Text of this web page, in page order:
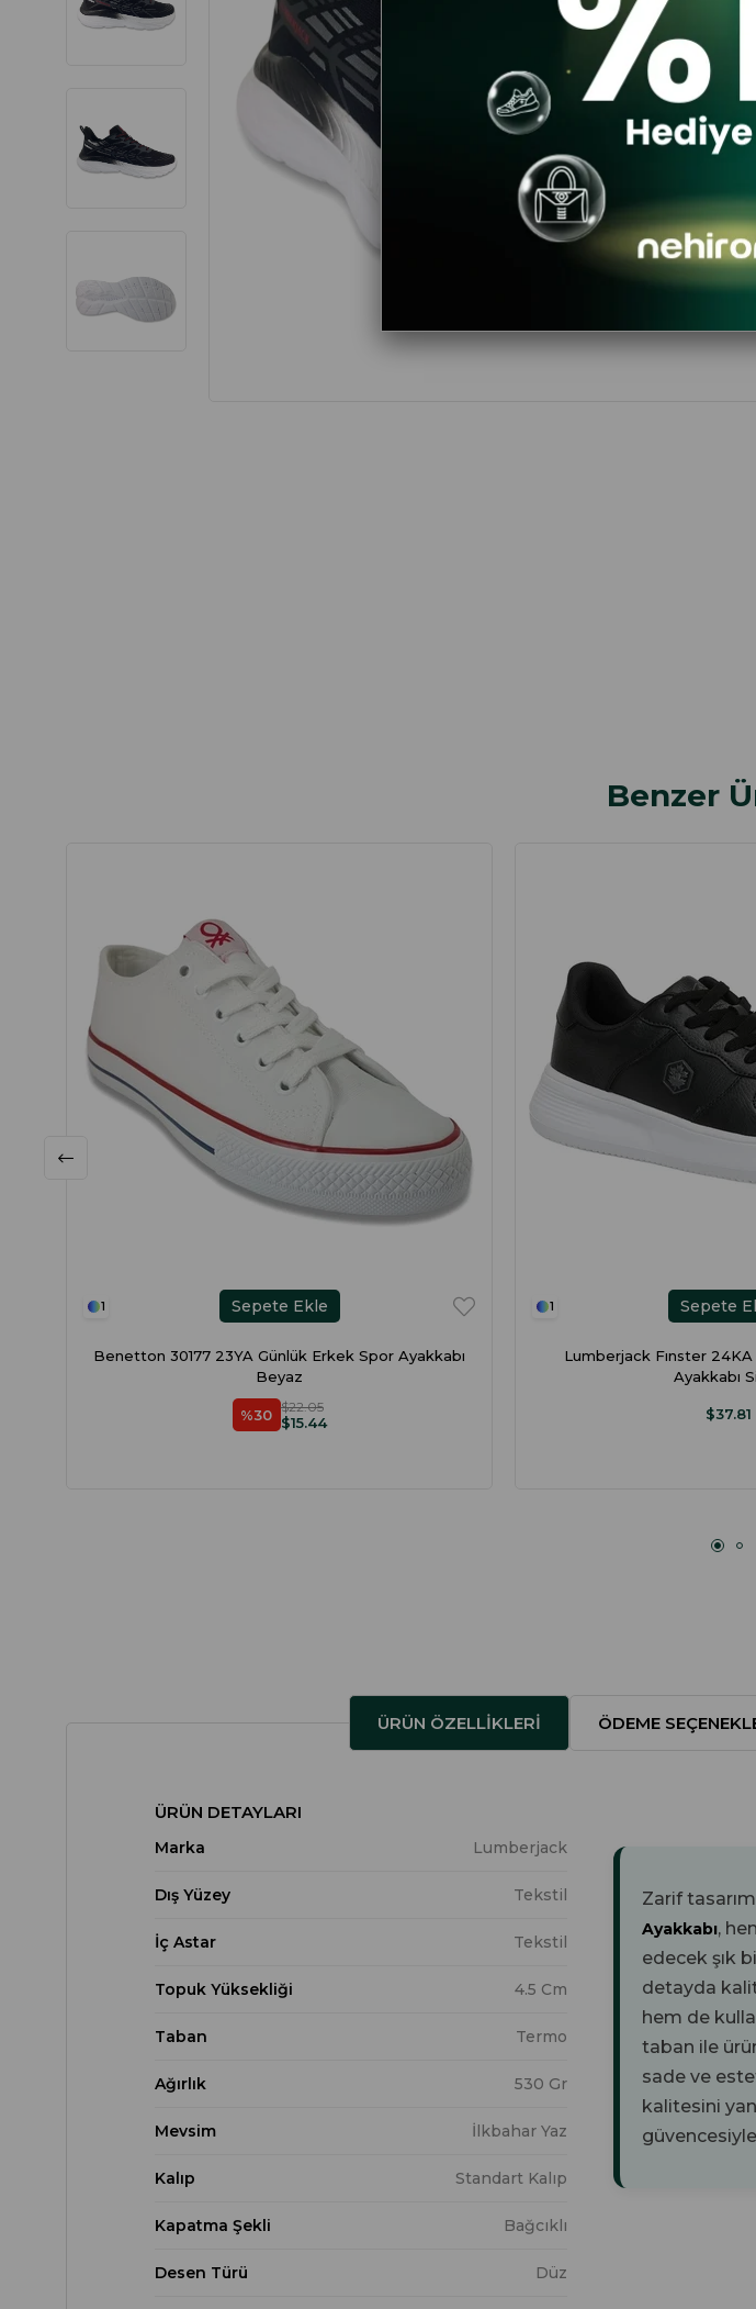
Benzer
1
Benetton 30177 23YA Günlük Erkek Spor Ayakkabı
Beyaz
%30 $15.44
$22.05
Sepete Ekle 1
Lumberjack Fınster
Ayakkabı
$37.81
Sepete
ÜRÜN ÖZELLIKLERI ÖDEME
ÜRÜN DETAYLARI
Marka Lumberjack
Dış Yüzey Tekstil
İç Astar Tekstil
Topuk Yüksekliği 4.5 Cm
Taban Termo
Ağırlık 530 Gr
Mevsim İlkbahar Yaz
Kalıp Standart Kalıp
Kapatma Şekli Bağcıklı
Desen Türü Düz
Zarif
Ayakkabı,
edecek şık
detayda
hem de
taban ile
sade ve
kalitesini